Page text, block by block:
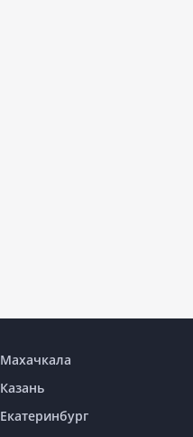
Махачкала
Казань
Екатеринбург